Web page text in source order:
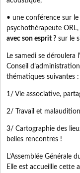
• une conférence sur
psychothérapeute
avec son esprit ? sur le
Le samedi se déroulera
Conseil
thématiques suivantes :
1/ Vie associative,
2/ Travail et malaudition
3/ Cartographie des
belles rencontres !
L’Assemblée Générale
Elle est accueillie cette